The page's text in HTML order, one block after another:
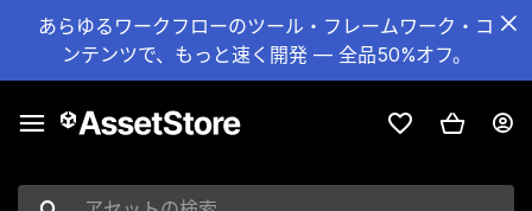
あらゆるワークフローのツール・フレームワーク・コ
ンテンツで、もっと速く開発 — 全品50%オフ。